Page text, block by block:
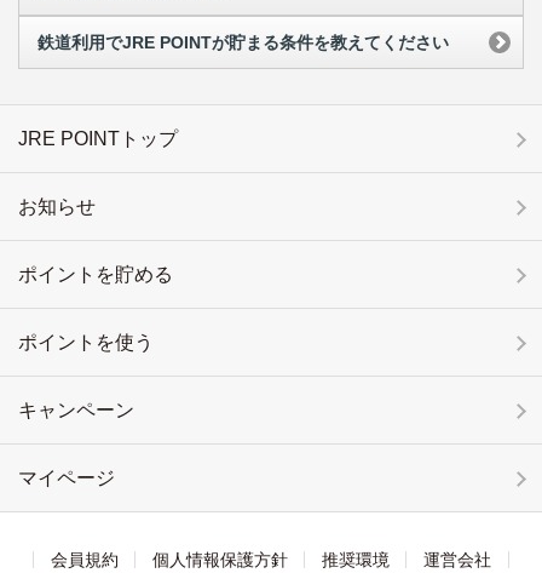
鉄道利用でJRE POINTが貯まる条件を教えてください
JRE POINTトップ
お知らせ
ポイントを貯める
ポイントを使う
キャンペーン
マイページ
会員規約 個人情報保護方針 推奨環境 運営会社